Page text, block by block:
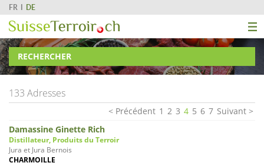
FR DE
RECHERCHER
133 Adresses
Précédent 1 2 3 4 5 6 7 Suivant
Damassine Ginette Rich
Distillateur, Produits du Terroir
Jura et Jura Bernois
CHARMOILLE